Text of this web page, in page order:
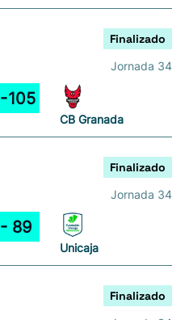
Finalizado
Jornada 34
105
CB Granada
Finalizado
Jornada 34
89
Unicaja
Finalizado